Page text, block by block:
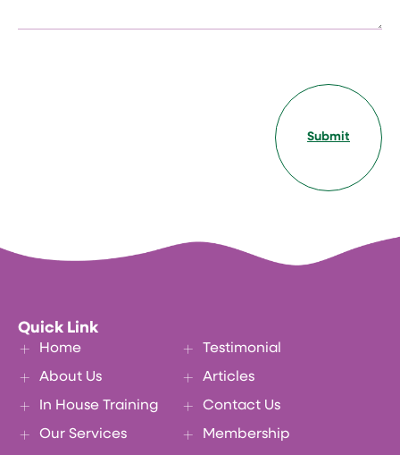
Submit
Quick Link
Home
About Us
In House Training
Our Services
Testimonial
Articles
Contact Us
Membership